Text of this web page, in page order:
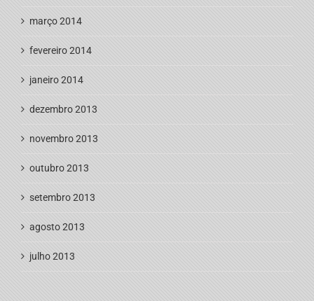
março 2014
fevereiro 2014
janeiro 2014
dezembro 2013
novembro 2013
outubro 2013
setembro 2013
agosto 2013
julho 2013